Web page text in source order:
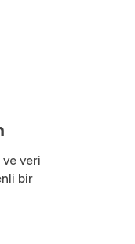
veri
bir